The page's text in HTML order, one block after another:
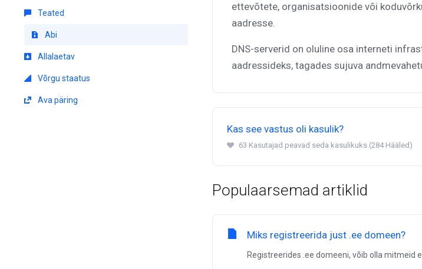
Teated
Abi
Allalaetav
Võrgu staatus
Ava päring
ettevõtete, organisatsioonide või
aadresse.
DNS-serverid on oluline osa interneti
aadressideks, tagades sujuva
Kas see vastus oli kasulik?
63 Kasutajad peavad seda kasulikuks (284 Hääled)
Populaarsemad artiklid
Miks registreerida just .ee domeen?
Registreerides .ee domeeni, võib olla mitmeid